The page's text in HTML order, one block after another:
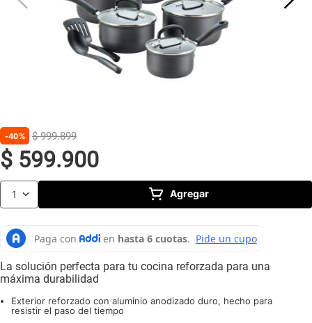
40% $ 999.899
$ 599.900
1 Agregar
La solución perfecta para tu cocina reforzada para una
máxima durabilidad
Exterior reforzado con aluminio anodizado duro, hecho para
resistir el paso del tiempo